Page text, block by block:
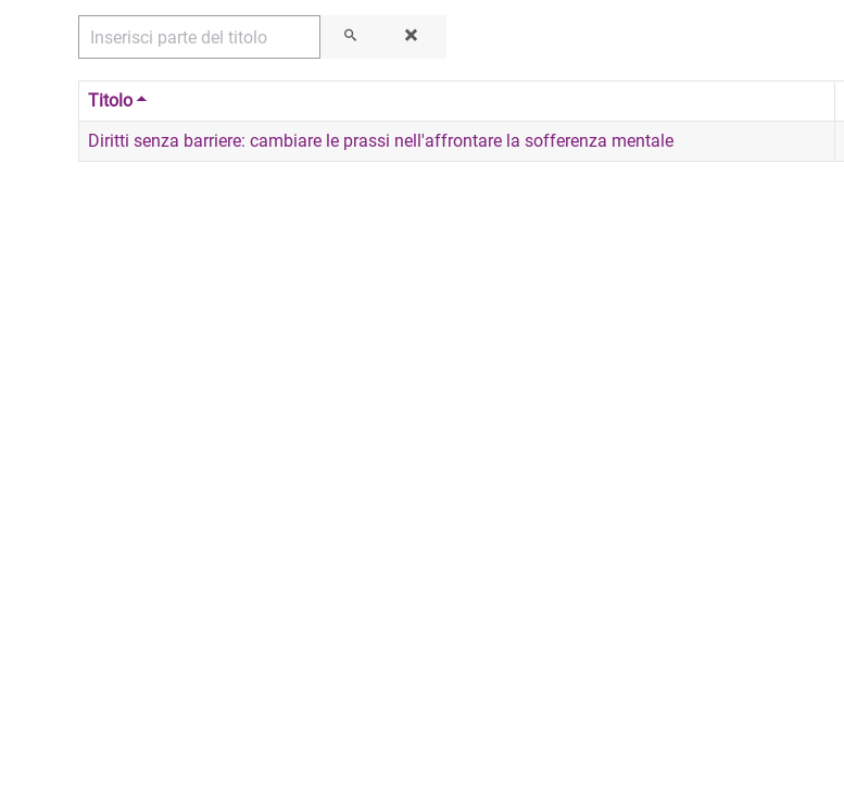
Inserisci parte del titolo
Titolo
Diritti senza barriere: cambiare le prassi nell'affrontare la sofferenza mentale